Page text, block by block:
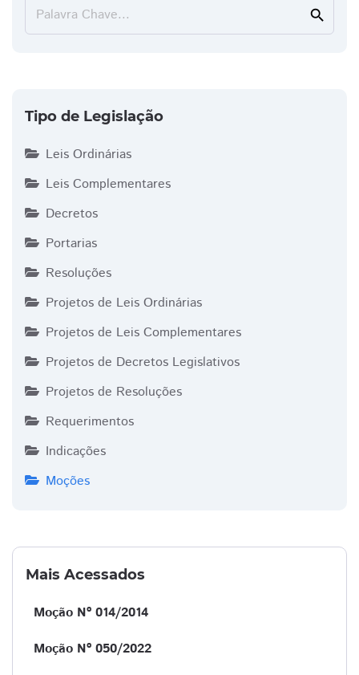
Palavra Chave... search
Tipo de Legislação
Leis Ordinárias
Leis Complementares
Decretos
Portarias
Resoluções
Projetos de Leis Ordinárias
Projetos de Leis Complementares
Projetos de Decretos Legislativos
Projetos de Resoluções
Requerimentos
Indicações
Moções
Mais Acessados
Moção Nº 014/2014
Moção Nº 050/2022